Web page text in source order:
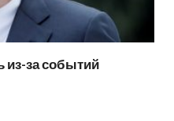
из-за событий